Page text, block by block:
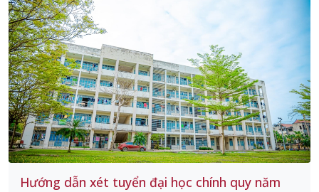
Hướng dẫn xét tuyển đại học chính quy năm